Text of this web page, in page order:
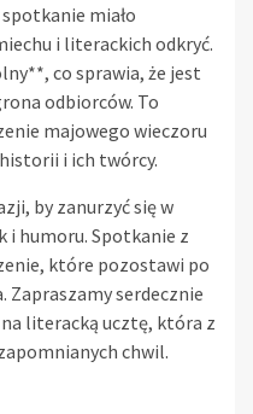
miało
i literackich odkryć.
co sprawia, że jest
odbiorców. To
majowego wieczoru
i ich twórcy.
by zanurzyć się w
i humoru. Spotkanie z
które pozostawi po
Zapraszamy serdecznie
literacką ucztę, która z
chwil.